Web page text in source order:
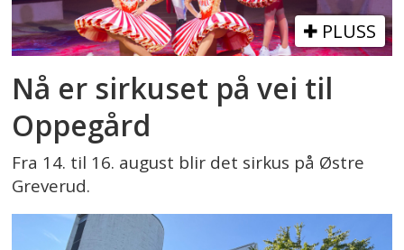
PLUSS
Nå er sirkuset på vei til
Oppegård
Fra 14. til 16. august blir det sirkus på Østre
Greverud.